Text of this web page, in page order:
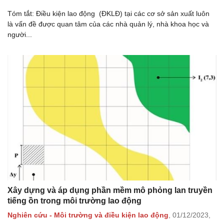
Tóm tắt: Điều kiện lao động (ĐKLĐ) tại các cơ sở sản xuất luôn
là vấn đề được quan tâm của các nhà quản lý, nhà khoa học và
người...
Xây dựng và áp dụng phần mềm mô phỏng lan truyền
tiếng ồn trong môi trường lao động
Nghiên cứu - Môi trường và điều kiện lao động, 01/12/2023,